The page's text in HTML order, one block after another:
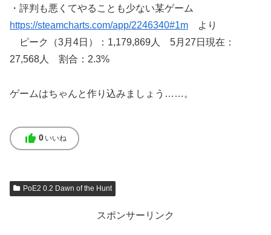
・評判も悪くてやることも少ない某ゲーム
https://steamcharts.com/app/2246340#1m より
ピーク（3月4日）：1,179,869人 5月27日現在：
27,568人 割合：2.3%
ゲームはちゃんと作り込みましょう……。
thumb_up 0 いいね
PoE2 0.2 Dawn of the Hunt
スポンサーリンク